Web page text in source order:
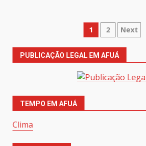
Paginação
de
posts
1 2 Next
PUBLICAÇÃO LEGAL EM AFUÁ
TEMPO EM AFUÁ
Clima